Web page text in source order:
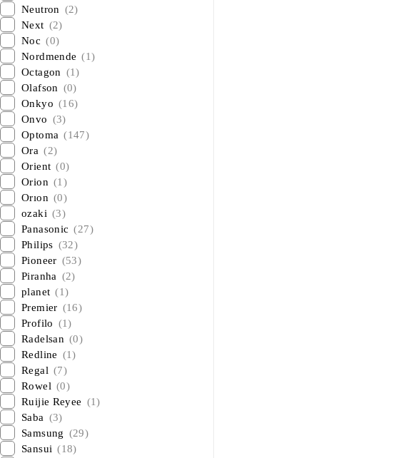
Neutron (2)
Next (2)
Noc (0)
Nordmende (1)
Octagon (1)
Olafson (0)
Onkyo (16)
Onvo (3)
Optoma (147)
Ora (2)
Orient (0)
Orion (1)
Orıon (0)
ozaki (3)
Panasonic (27)
Philips (32)
Pioneer (53)
Piranha (2)
planet (1)
Premier (16)
Profilo (1)
Radelsan (0)
Redline (1)
Regal (7)
Rowel (0)
Ruijie Reyee (1)
Saba (3)
Samsung (29)
Sansui (18)